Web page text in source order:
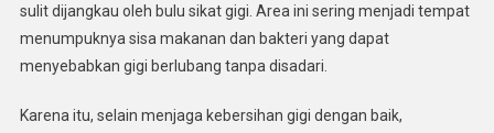
Masih
Bisa
Berlubang?
sulit dijangkau oleh bulu sikat gigi. Area ini sering menjadi tempat
menumpuknya sisa makanan dan bakteri yang dapat
menyebabkan gigi berlubang tanpa disadari.
Karena itu, selain menjaga kebersihan gigi dengan baik,